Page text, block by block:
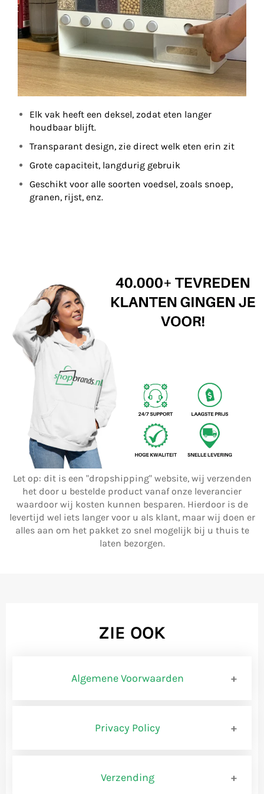
Elk vak heeft een deksel, zodat eten langer
houdbaar blijft.
Transparant design, zie direct welk eten erin zit
Grote capaciteit, langdurig gebruik
Geschikt voor alle soorten voedsel, zoals snoep,
granen, rijst, enz.
Let op: dit is een "dropshipping" website, wij verzenden
het door u bestelde product vanaf onze leverancier
waardoor wij kosten kunnen besparen. Hierdoor is de
levertijd wel iets langer voor u als klant, maar wij doen er
alles aan om het pakket zo snel mogelijk bij u thuis te
laten bezorgen.
ZIE OOK
Algemene Voorwaarden
BEDRIJFSCONSTRUCTIE
Privacy Policy
Verzending